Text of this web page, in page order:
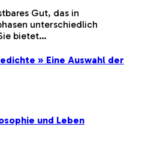
Gut, das in
unterschiedlich
bietet…
» Eine Auswahl der
und Leben